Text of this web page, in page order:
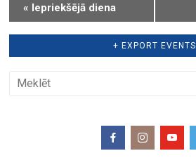
t
i
o
« Iepriekšējā diena
+ EXPORT EVENTS